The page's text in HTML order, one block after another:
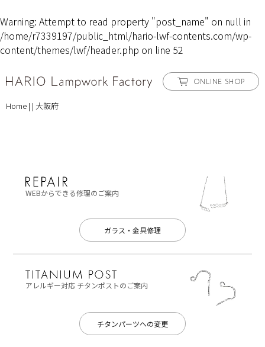
Warning: Attempt to read property "post_name" on null in
/home/r7339197/public_html/hario-lwf-contents.com/wp-
content/themes/lwf/header.php on line 52
ONLINE SHOP
Home | | 大阪府
WEBからできる修理のご案内
ガラス・金具修理
アレルギー対応チタンポストのご案内
チタンパーツへの変更